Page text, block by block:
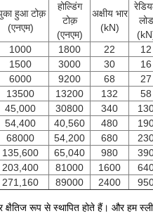
हुआ टोक़
(एनएम)
होल्डिंग
टोक़
(एनएम)
अक्षीय भार
(kN)
लोड
1000 1800 22 12
1500 3000 30 16
6000 9200 68 27
13500 13200 132 58
45,000 30800 340
54,400 40,560 480
68000 54,200 680
135,600 65,040 980
203,400 81000 1600
271,160 89000 2400
रूप से स्थापित होते हैं। और हम